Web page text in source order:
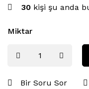
30 kişi şu anda
Miktar
Bir Soru Sor